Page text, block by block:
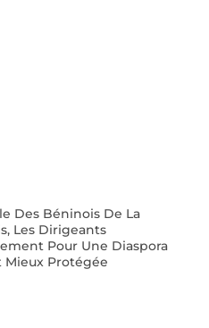
Des Béninois De La
Les Dirigeants
Pour Une Diaspora
Mieux Protégée